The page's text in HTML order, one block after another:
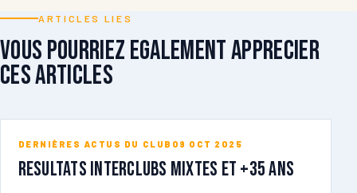
ARTICLES LIES
Vous pourriez egalement apprecier
ces articles
DERNIÈRES ACTUS DU CLUB 09 OCT 2025
RESULTATS Interclubs MIXTES et +35 ans